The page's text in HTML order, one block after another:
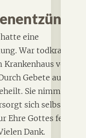
eine
War todkrank und
vor
Gebete auch von
Sie nimmt keine
sich selbst. Ihren
Ehre Gottes feiern. Es
Dank.